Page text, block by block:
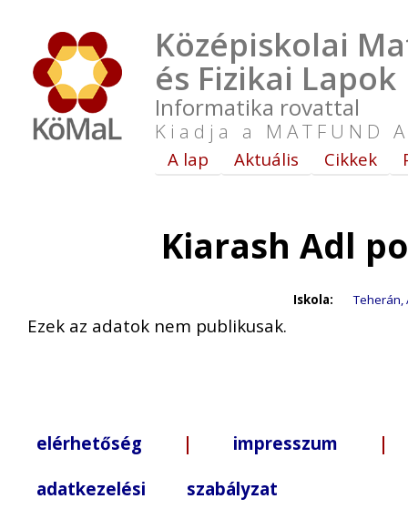
Középiskolai
és Fizikai Lapok
Informatika rovattal
Kiadja a MATFUND
A lap Aktuális Cikkek
Kiarash Adl
Iskola: Teherán,
Ezek az adatok nem publikusak.
elérhetőség | impresszum |
adatkezelési szabályzat